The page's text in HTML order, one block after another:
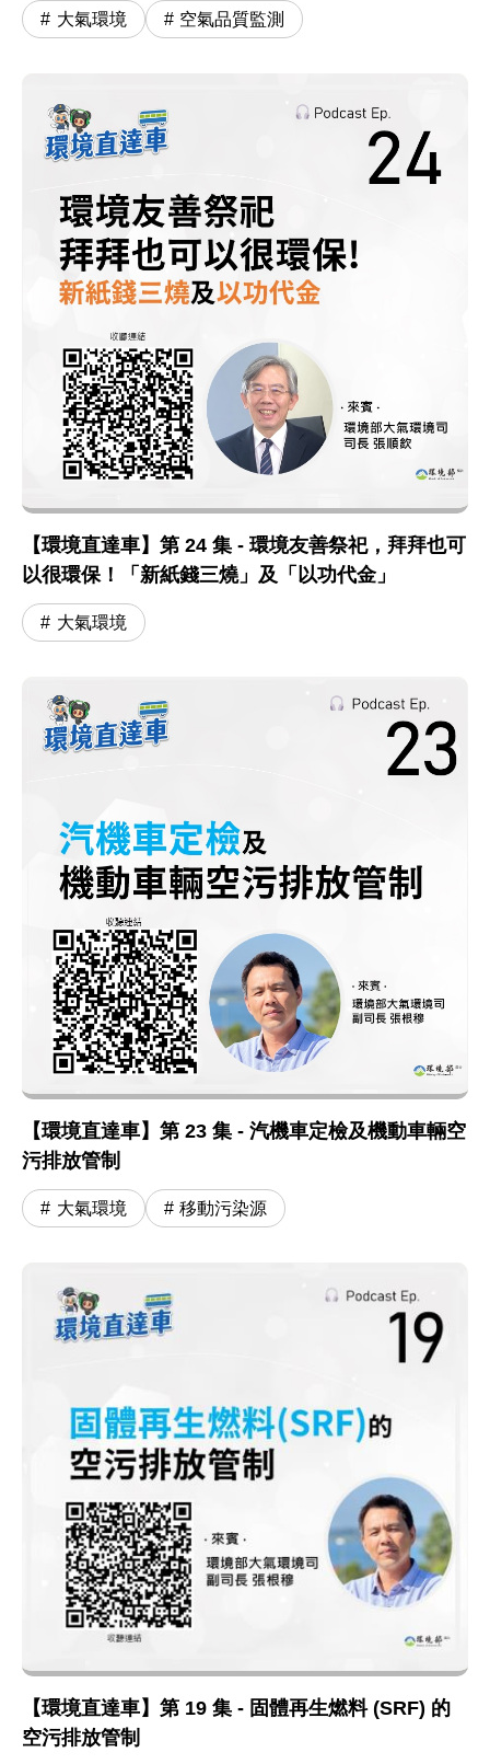
大氣環境 空氣品質監測
【環境直達車】第 24 集 - 環境友善祭祀，拜拜也可
以很環保！「新紙錢三燒」及「以功代金」
大氣環境
【環境直達車】第 23 集 - 汽機車定檢及機動車輛空
污排放管制
大氣環境 移動污染源
【環境直達車】第 19 集 - 固體再生燃料 (SRF) 的
空污排放管制